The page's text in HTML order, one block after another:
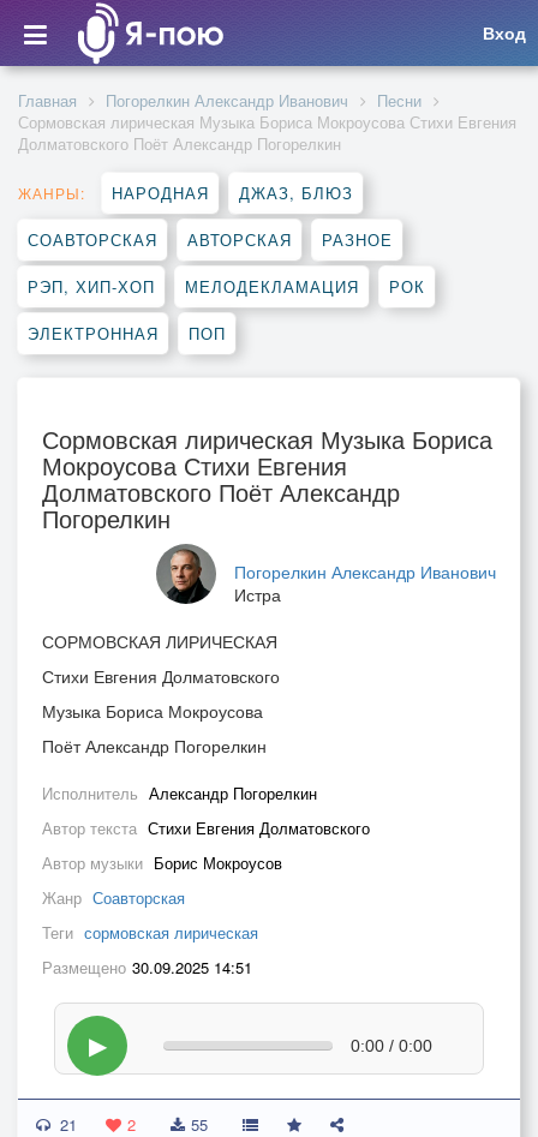
Вход
Главная Погорелкин Александр Иванович
Песни
Сормовская лирическая Музыка Бориса Мокроусова Стихи Евгения
Долматовского Поёт Александр Погорелкин
ЖАНРЫ: НАРОДНАЯ ДЖАЗ, БЛЮЗ
СОАВТОРСКАЯ АВТОРСКАЯ РАЗНОЕ
РЭП, ХИП-ХОП МЕЛОДЕКЛАМАЦИЯ РОК
ЭЛЕКТРОННАЯ ПОП
Сормовская лирическая Музыка Бориса
Мокроусова Стихи Евгения
Долматовского Поёт Александр
Погорелкин
Погорелкин Александр Иванович
Истра
СОРМОВСКАЯ ЛИРИЧЕСКАЯ
Стихи Евгения Долматовского
Музыка Бориса Мокроусова
Поёт Александр Погорелкин
Исполнитель Александр Погорелкин
Автор текста Стихи Евгения Долматовского
Автор музыки Борис Мокроусов
Жанр Соавторская
Теги сормовская лирическая
Размещено 30.09.2025 14:51
▶ 0:00 / 0:00
21 2 55